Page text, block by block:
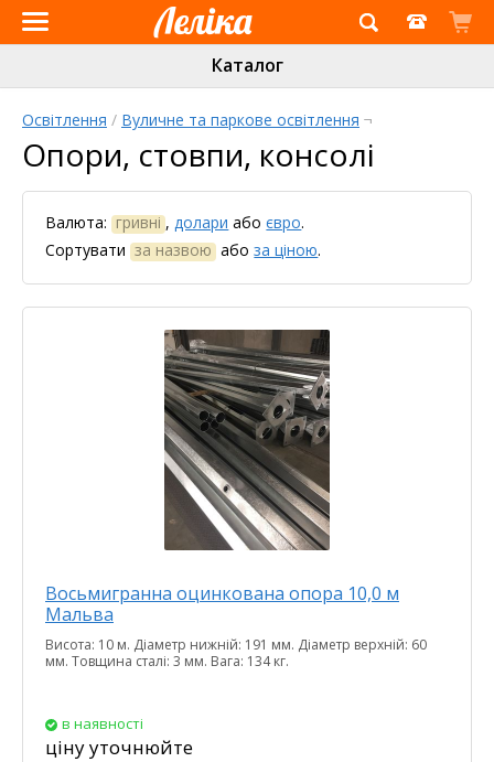
Інтернет-
магазин
«Леліка»
Каталог
Освітлення / Вуличне та паркове освітлення ¬
Опори, стовпи, консолі
Валюта: гривні ,долари абоєвро.
Сортувати за назвою абоза ціною.
Восьмигранна оцинкована опора 10,0 м
Мальва
Висота: 10 м. Діаметр нижній: 191 мм. Діаметр верхній: 60
мм. Товщина сталі: 3 мм. Вага: 134 кг.
в наявності
ціну уточнюйте